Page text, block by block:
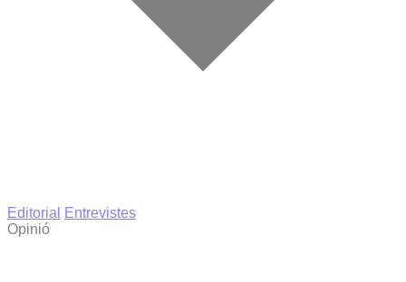
Editorial
Entrevistes
Opinió